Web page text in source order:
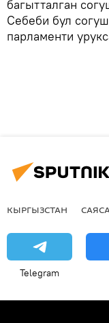
багытталган
Себеби бул
парламенти
КЫРГЫЗСТАН
Telegram